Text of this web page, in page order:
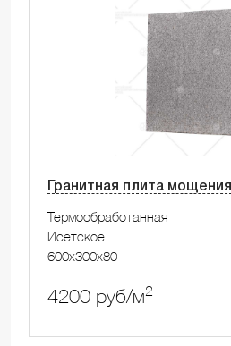
Гранитная плита мощения
Термообработанная
Исетское
600x300x80
4200 руб/м2